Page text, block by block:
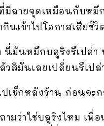
มีลายจุดเหมือนกับหมึ
นเข้าไปโอกาสเสียชี
มันหมึกบลูริงรึเปล่า
สีมันเลยเปลี่ยนรึเปล่
เช็กหลังร้าน ก่อนจ
มว่าใช่บลูริงไหม เพื่